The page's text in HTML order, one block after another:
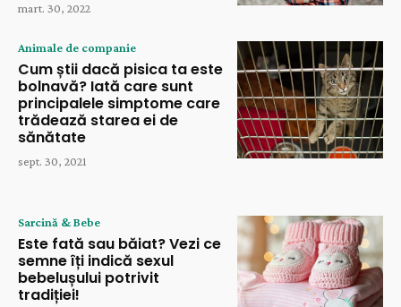
mart. 30, 2022
Animale de companie
Cum știi dacă pisica ta este
bolnavă? Iată care sunt
principalele simptome care
trădează starea ei de
sănătate
sept. 30, 2021
Sarcină & Bebe
Este fată sau băiat? Vezi ce
semne îți indică sexul
bebelușului potrivit
tradiției!